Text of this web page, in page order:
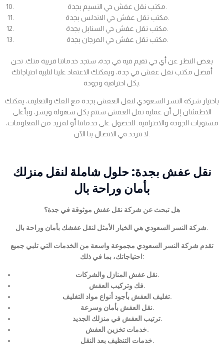
بغض النظر عن أي حي تقيم فيه في جدة، ستجد خدماتنا قريبة منك. نحن
أفضل مكتب نقل عفش في جدة، ويمكنك الاعتماد علينا لتلبية احتياجاتك
باختيار شركة النسر السعودي لنقل العفش بجدة مع الفك والتغليف، يمكنك
الاطمئنان إلى أن عملية نقل العفش ستتم بكل سهولة ويسر، وبأعلى
مستويات الجودة والاحترافية. للحصول على خدماتنا أو لمزيد من المعلومات،
نقل عفش بجدة: حلول شاملة لنقل منزلك
بأمان وراحة بال
هل تبحث عن شركة نقل عفش موثوقة في جدة؟
شركة النسر السعودي هي الخيار الأمثل لنقل عفشك بأمان وراحة بال.
تقدم شركة النسر السعودي مجموعة واسعة من الخدمات التي تلبي جميع
احتياجاتك، بما في ذلك:
نقل عفش المنازل والشركات.
فك وتركيب العفش.
تغليف العفش بأجود أنواع مواد التغليف.
نقل العفش بأمان وسرعة.
ترتيب العفش في منزلك الجديد.
خدمات تخزين العفش.
خدمات التنظيف بعد النقل.